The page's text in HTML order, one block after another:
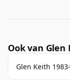
Ook van Glen
Glen Keith 1983